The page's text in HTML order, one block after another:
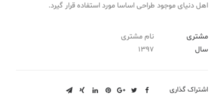
اهل دنیای موجود طراحی اساسا مورد استفاده قرار گیرد.
مشتری
نام مشتری
سال
1397
اشتراک گذاری